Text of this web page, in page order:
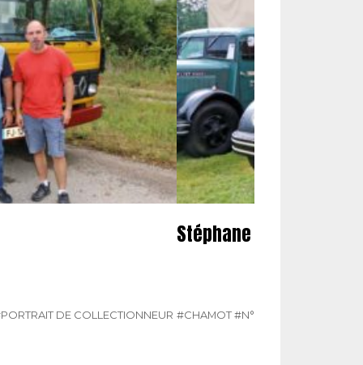
DE COLLECTIONNEUR
Stéphane Chamot
#CHAMOT#N° 385 MARS 2025